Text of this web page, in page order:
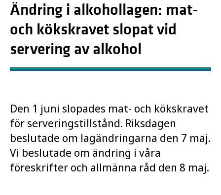
Ändring i alkohollagen: mat-
och kökskravet slopat vid
servering av alkohol
Den 1 juni slopades mat- och kökskravet
för serveringstillstånd. Riksdagen
beslutade om lagändringarna den 7 maj.
Vi beslutade om ändring i våra
föreskrifter och allmänna råd den 8 maj.